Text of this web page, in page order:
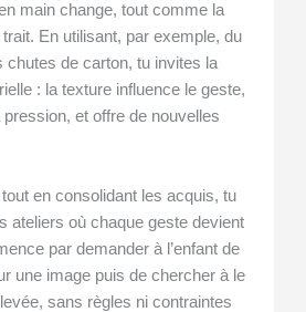
main change, tout comme la
En utilisant, par exemple, du
chutes de carton, tu invites la
: la texture influence le geste,
et offre de nouvelles
tout en consolidant les acquis, tu
ateliers où chaque geste devient
par demander à l’enfant de
une image puis de chercher à le
sans règles ni contraintes